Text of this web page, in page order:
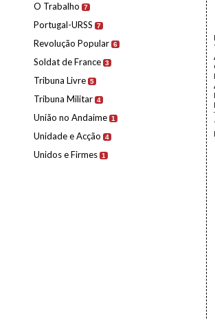
O Trabalho 7
Portugal-URSS 7
Revolução Popular 6
Soldat de France 3
Tribuna Livre 5
Tribuna Militar 4
União no Andaime 1
Unidade e Acção 4
Unidos e Firmes 1